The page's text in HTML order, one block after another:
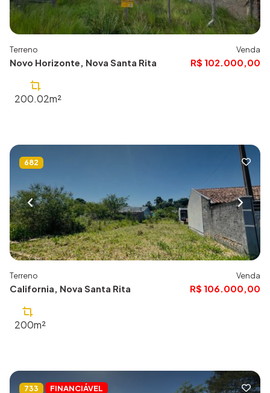
Terreno
Novo Horizonte, Nova Santa Rita
Venda
R$ 102.000,00
200.02m²
682
Terreno
California, Nova Santa Rita
Venda
R$ 106.000,00
200m²
733 FINANCIÁVEL